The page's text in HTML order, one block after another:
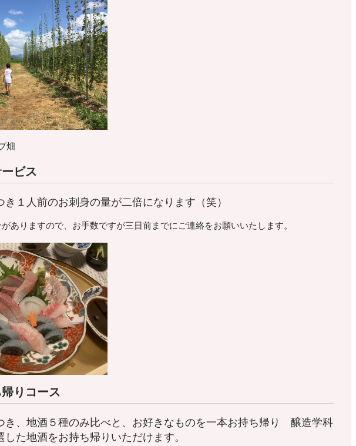
畑
ビス
き１人前のお刺身の量が二倍になります（笑）
ありますので、お手数ですが三日前までにご連絡をお願いいたします。
りコース
き、地酒５種のみ比べと、お好きなものを一本お持ち帰り 醸造学科
た地酒をお持ち帰りいただけます。